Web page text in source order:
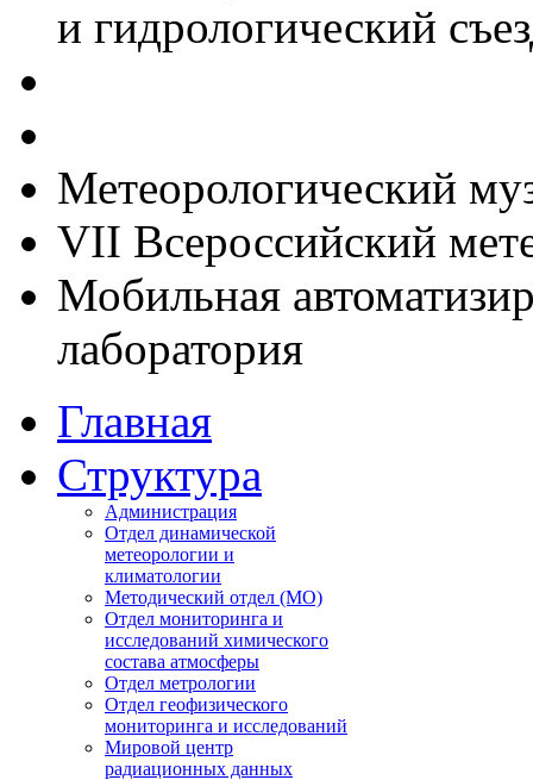
и гидрологический
Метеорологический
VII Всероссийский
Мобильная
лаборатория
Главная
Структура
Администрация
Отдел динамической
метеорологии и
климатологии
Методический отдел (МО)
Отдел мониторинга и
исследований химического
состава атмосферы
Отдел метрологии
Отдел геофизического
мониторинга и исследований
Мировой центр
радиационных данных